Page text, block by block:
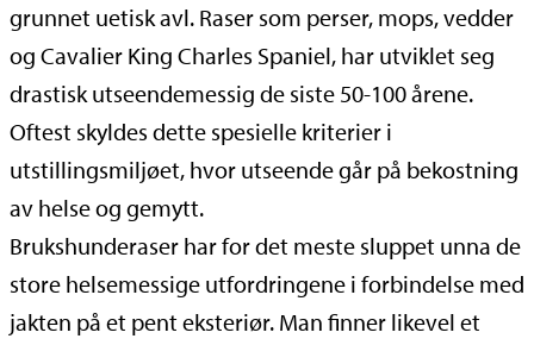
grunnet uetisk avl. Raser som perser, mops, vedder
og Cavalier King Charles Spaniel, har utviklet seg
drastisk utseendemessig de siste 50-100 årene.
Oftest skyldes dette spesielle kriterier i
utstillingsmiljøet, hvor utseende går på bekostning
av helse og gemytt.
Brukshunderaser har for det meste sluppet unna de
store helsemessige utfordringene i forbindelse med
jakten på et pent eksteriør. Man finner likevel et